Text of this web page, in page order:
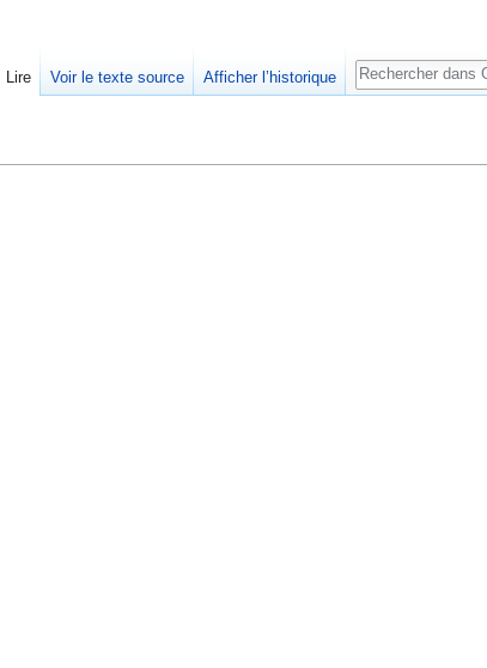
Lire Voir le texte source Afficher l’historique
Rechercher